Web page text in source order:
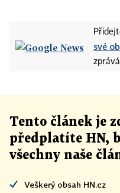
své
Tento článek je
předplatíte HN,
všechny naše
Veškerý obsah HN.cz